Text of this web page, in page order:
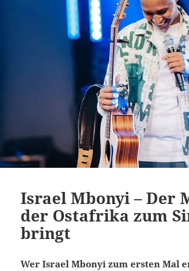
Israel Mbonyi – Der
der Ostafrika zum
bringt
Wer Israel Mbonyi zum ersten Mal